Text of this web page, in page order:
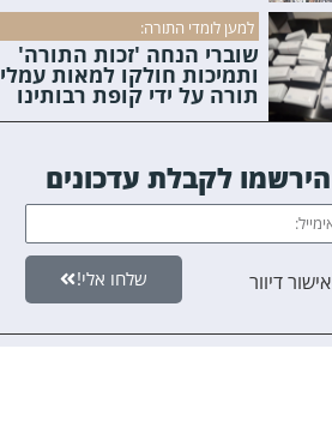
למען לומדי התורה:
שוברי הנחה 'זכות התורה'
ותמיכות חולקו למאות עמלי
תורה על ידי קופת רבותינו
הירשמו לקבלת עדכונים
אישור דיוור שלחו אלי!